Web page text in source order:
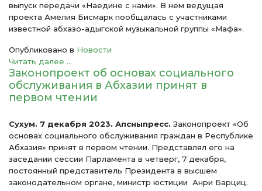
выпуск передачи «Наедине с нами». В нем ведущая
проекта Амелия Бисмарк пообщалась с участниками
известной абхазо-адыгской музыкальной группы «Мафа».
Опубликовано в Новости
Читать далее ...
Законопроект об основах социального
обслуживания в Абхазии принят в
первом чтении
Сухум. 7 декабря 2023. Апсныпресс. Законопроект «Об
основах социального обслуживания граждан в Республике
Абхазия» принят в первом чтении. Представлял его на
заседании сессии Парламента в четверг, 7 декабря,
постоянный представитель Президента в высшем
законодательном органе, министр юстиции Анри Барциц.